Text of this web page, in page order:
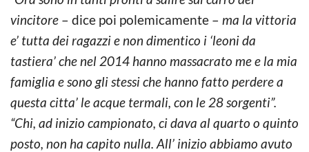
vincitore – dice poi polemicamente – ma la vittoria
e’ tutta dei ragazzi e non dimentico i ‘leoni da
tastiera’ che nel 2014 hanno massacrato me e la mia
famiglia e sono gli stessi che hanno fatto perdere a
questa citta’ le acque termali, con le 28 sorgenti”.
“Chi, ad inizio campionato, ci dava al quarto o quinto
posto, non ha capito nulla. All’ inizio abbiamo avuto